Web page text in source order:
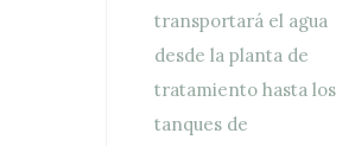
transportará el agua
desde la planta de
tratamiento hasta los
tanques de